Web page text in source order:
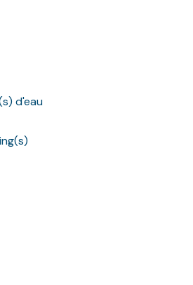
(abonnements compris).
d'eau